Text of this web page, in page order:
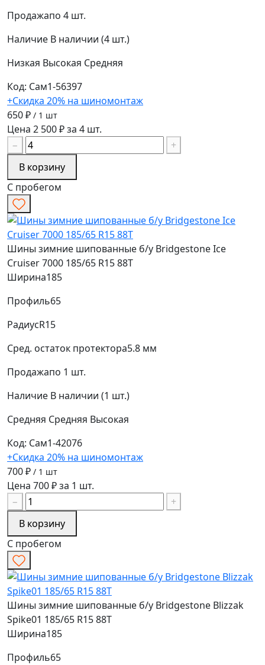
Продажапо 4 шт.
Наличие В наличии (4 шт.)
Низкая Высокая Средняя
Код: Сам1-56397
+Скидка 20% на шиномонтаж
650 ₽ / 1 шт
Цена 2 500 ₽ за 4 шт.
−
+
В корзину
С пробегом
Шины зимние шипованные б/у Bridgestone Ice
Cruiser 7000 185/65 R15 88T
Ширина185
Профиль65
РадиусR15
Сред. остаток протектора5.8 мм
Продажапо 1 шт.
Наличие В наличии (1 шт.)
Средняя Средняя Высокая
Код: Сам1-42076
+Скидка 20% на шиномонтаж
700 ₽ / 1 шт
Цена 700 ₽ за 1 шт.
−
+
В корзину
С пробегом
Шины зимние шипованные б/у Bridgestone Blizzak
Spike01 185/65 R15 88T
Ширина185
Профиль65